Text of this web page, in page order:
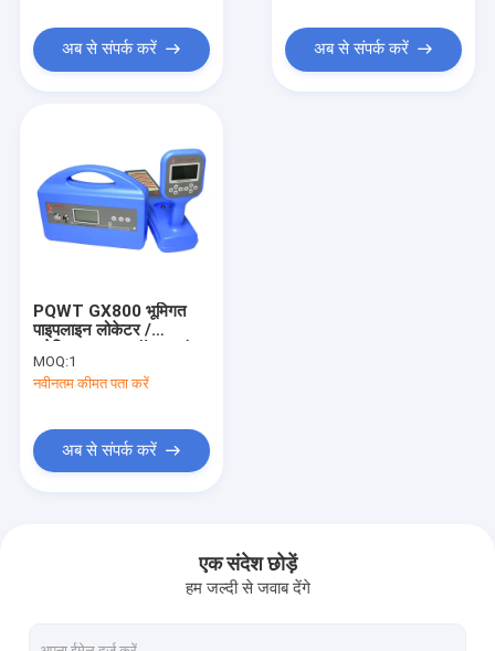
अब से संपर्क करें अब से संपर्क करें
PQWT GX800 भूमिगत
पाइपलाइन लोकेटर /
6m गहराई:
MOQ:1
नवीनतम कीमत पता करें
अब से संपर्क करें
एक संदेश छोड़ें
हम जल्दी से जवाब देंगे